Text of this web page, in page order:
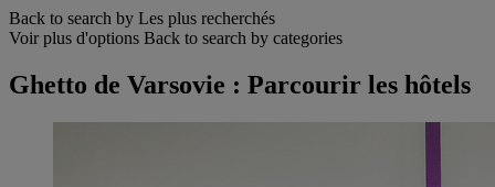
Back to search by Les plus recherchés
Voir plus d'options Back to search by categories
Ghetto de Varsovie : Parcourir les hôtels